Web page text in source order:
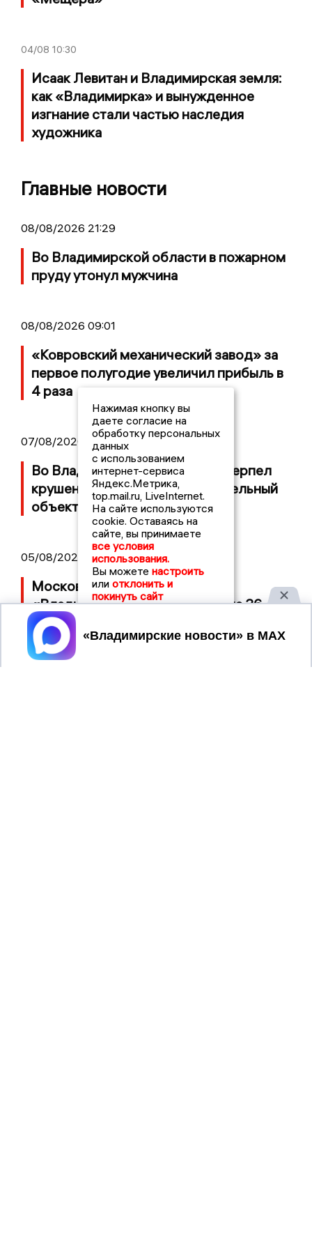
04/08 10:30
Исаак Левитан и Владимирская земля:
как «Владимирка» и вынужденное
изгнание стали частью наследия
художника
Главные новости
08/08/2026 21:29
Во Владимирской области в пожарном
пруду утонул мужчина
08/08/2026 09:01
«Ковровский механический завод» за
первое полугодие увеличил прибыль в
4 раза
07/08/2026 14:34
Во Владимирской области потерпел
крушение неопознанный летательный
объект
05/08/2026 08:30
Московский ЧОП подал иск к
«Владимирскому стандарту» на 36
миллионов рублей
Нажимая кнопку вы
даете согласие на
обработку персональных
данных
с использованием
интернет-сервиса
Яндекс.Метрика,
top.mail.ru, LiveInternet.
На сайте используются
cookie. Оставаясь на
сайте, вы принимаете
все условия
использования.
Вы можете настроить
или отклонить и
покинуть сайт
Принять